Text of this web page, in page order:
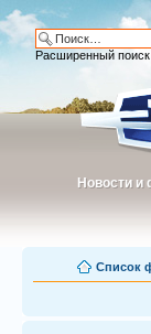
Новости
Новости
Расширенный поиск
Список